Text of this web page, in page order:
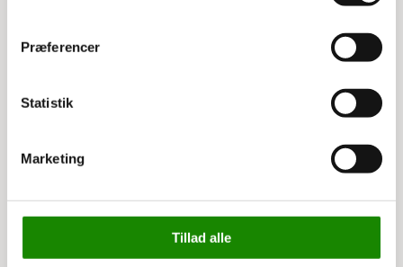
Præferencer
Statistik
Marketing
Tillad alle